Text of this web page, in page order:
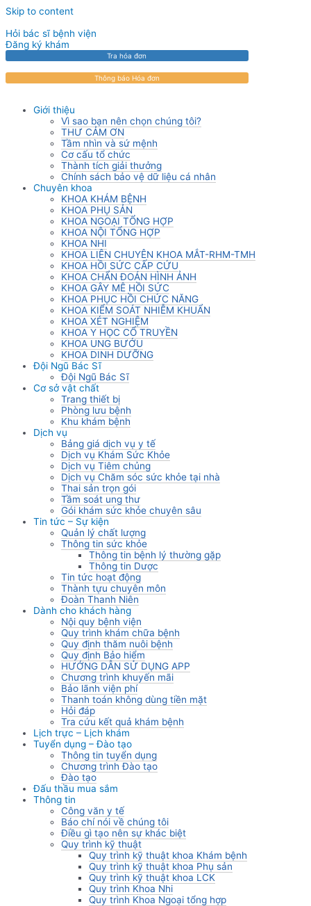
Skip to content
Hỏi bác sĩ bệnh viện
Đăng ký khám
Tra hóa đơn
Thông báo Hóa đơn
Giới thiệu
Vì sao bạn nên chọn chúng tôi?
THƯ CẢM ƠN
Tầm nhìn và sứ mệnh
Cơ cấu tổ chức
Thành tích giải thưởng
Chính sách bảo vệ dữ liệu cá nhân
Chuyên khoa
KHOA KHÁM BỆNH
KHOA PHỤ SẢN
KHOA NGOẠI TỔNG HỢP
KHOA NỘI TỔNG HỢP
KHOA NHI
KHOA LIÊN CHUYÊN KHOA MẮT-RHM-TMH
KHOA HỒI SỨC CẤP CỨU
KHOA CHẨN ĐOÁN HÌNH ẢNH
KHOA GÂY MÊ HỒI SỨC
KHOA PHỤC HỒI CHỨC NĂNG
KHOA KIỂM SOÁT NHIỄM KHUẨN
KHOA XÉT NGHIỆM
KHOA Y HỌC CỔ TRUYỀN
KHOA UNG BƯỚU
KHOA DINH DƯỠNG
Đội Ngũ Bác Sĩ
Đội Ngũ Bác Sĩ
Cơ sở vật chất
Trang thiết bị
Phòng lưu bệnh
Khu khám bệnh
Dịch vụ
Bảng giá dịch vụ y tế
Dịch vụ Khám Sức Khỏe
Dịch vụ Tiêm chủng
Dịch vụ Chăm sóc sức khỏe tại nhà
Thai sản trọn gói
Tầm soát ung thư
Gói khám sức khỏe chuyên sâu
Tin tức – Sự kiện
Quản lý chất lượng
Thông tin sức khỏe
Thông tin bệnh lý thường gặp
Thông tin Dược
Tin tức hoạt động
Thành tựu chuyên môn
Đoàn Thanh Niên
Dành cho khách hàng
Nội quy bệnh viện
Quy trình khám chữa bệnh
Quy định thăm nuôi bệnh
Quy định Bảo hiểm
HƯỚNG DẪN SỬ DỤNG APP
Chương trình khuyến mãi
Bảo lãnh viện phí
Thanh toán không dùng tiền mặt
Hỏi đáp
Tra cứu kết quả khám bệnh
Lịch trực – Lịch khám
Tuyển dụng – Đào tạo
Thông tin tuyển dụng
Chương trình Đào tạo
Đào tạo
Đấu thầu mua sắm
Thông tin
Công văn y tế
Báo chí nói về chúng tôi
Điều gì tạo nên sự khác biệt
Quy trình kỹ thuật
Quy trình kỹ thuật khoa Khám bệnh
Quy trình kỹ thuật khoa Phụ sản
Quy trình kỹ thuật khoa LCK
Quy trình Khoa Nhi
Quy trình Khoa Ngoại tổng hợp